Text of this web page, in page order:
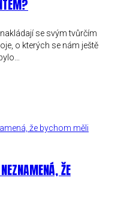
se svým tvůrčím
o kterých se nám ještě
ŽE